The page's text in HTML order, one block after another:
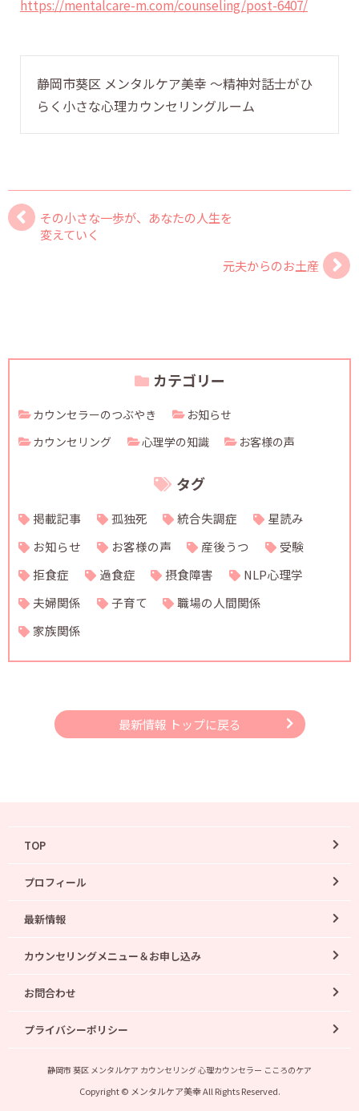
https://mentalcare-m.com/counseling/post-6407/
静岡市葵区 メンタルケア美幸 〜精神対話士がひ
らく小さな心理カウンセリングルーム
その小さな一歩が、あなたの人生を
変えていく
元夫からのお土産
カテゴリー
カウンセラーのつぶやき
お知らせ
カウンセリング
心理学の知識 お客様の声
タグ
掲載記事 孤独死 統合失調症
星読み
お知らせ
お客様の声 産後うつ
受験
拒食症
過食症 摂食障害
NLP心理学
夫婦関係
子育て
職場の人間関係
家族関係
最新情報 トップに戻る
TOP
プロフィール
最新情報
カウンセリングメニュー＆お申し込み
お問合わせ
プライバシーポリシー
静岡市 葵区 メンタルケア カウンセリング 心理カウンセラー こころのケア
Copyright © メンタルケア美幸 All Rights Reserved.